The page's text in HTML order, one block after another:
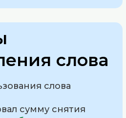
слова
слова
сумму снятия